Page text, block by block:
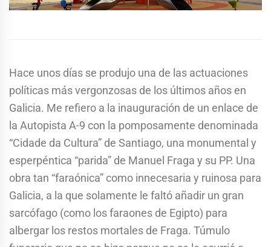
Hace unos días se produjo una de las actuaciones
políticas más vergonzosas de los últimos años en
Galicia. Me refiero a la inauguración de un enlace de
la Autopista A-9 con la pomposamente denominada
“Cidade da Cultura” de Santiago, una monumental y
esperpéntica “parida” de Manuel Fraga y su PP. Una
obra tan “faraónica” como innecesaria y ruinosa para
Galicia, a la que solamente le faltó añadir un gran
sarcófago (como los faraones de Egipto) para
albergar los restos mortales de Fraga. Túmulo